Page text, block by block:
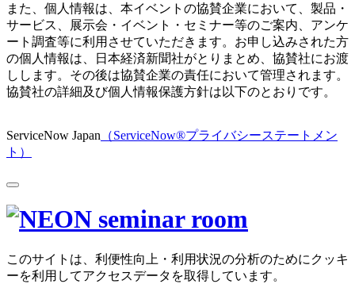
また、個人情報は、本イベントの協賛企業において、製品・
サービス、展示会・イベント・セミナー等のご案内、アンケ
ート調査等に利用させていただきます。お申し込みされた方
の個人情報は、日本経済新聞社がとりまとめ、協賛社にお渡
しします。その後は協賛企業の責任において管理されます。
協賛社の詳細及び個人情報保護方針は以下のとおりです。
ServiceNow Japan （ServiceNow®プライバシーステートメン
ト）
このサイトは、利便性向上・利用状況の分析のためにクッキ
ーを利用してアクセスデータを取得しています。